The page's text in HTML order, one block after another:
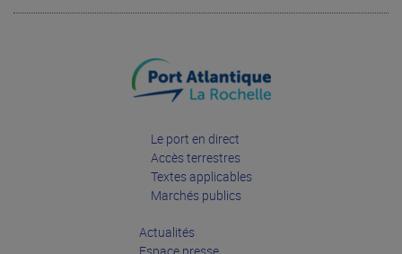
Le port en direct
Accès terrestres
Textes applicables
Marchés publics
Actualités